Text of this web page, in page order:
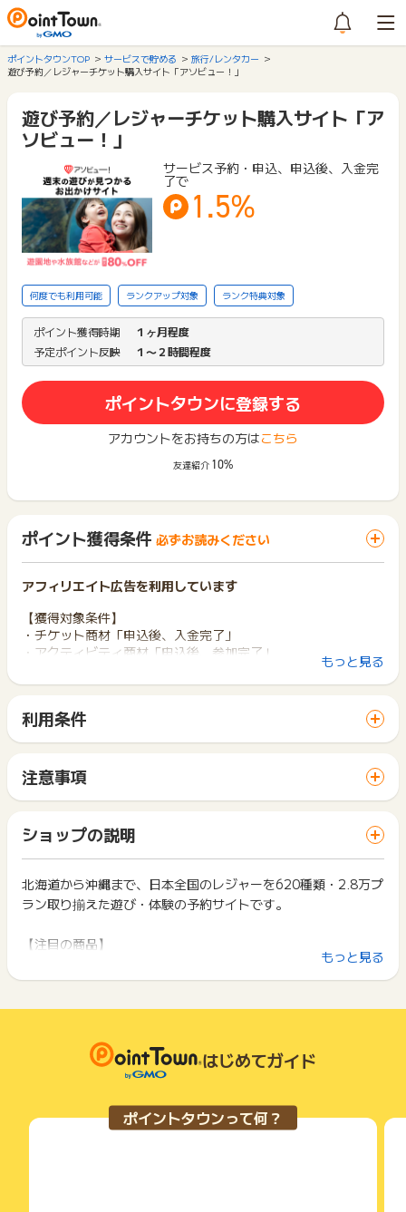
ポイントタウンTOP サービスで貯める
旅行/レンタカー
遊び予約／レジャーチケット購入サイト「アソビュー！」
遊び予約／レジャーチケット購入サイト「ア
ソビュー！」
サービス予約・申込、申込後、入金完
了で
1.5%
何度でも利用可能 ランクアップ対象 ランク特典対象
ポイント獲得時期
１ヶ月程度
予定ポイント反映
１〜２時間程度
ポイントタウンに登録する
アカウントをお持ちの方はこちら
友達紹介 10%
ポイント獲得条件 必ずお読みください
アフィリエイト広告を利用しています
【獲得対象条件】
・チケット商材「申込後、入金完了」
・アクティビティ商材「申込後、参加完了」
虚偽、入力内容不備、キャンセル、天候不良等施設都合による
不催行、未入金、不正
ランの購入
【お問い合わせ必要情報】
チケット商材：チケットブックID
アクティビティ商材：予約番号
【お問い合わせ受付期限】
お申し込み日より60日以内
※獲得予定未反映のみ受付可能となります。
※ポイントに関するお問い合わせは、
までお問い合わせください。ポイントについて、広告主に直接
お問い合わせをした場合、ポイント獲得対象外となる場合がご
もっと見る
利用条件
サイトに移動してからお申し込みやお買い物が完了するまでの
間に、同じブラウザ（※）で他のサイトに移動した場合はポイン
ト獲得ができません。
「 申込をしてポイントGET 」ボタンを押した時とサービス・
お買い物利用時で、デバイス・ブラウザが異なる場合はポイン
ト獲得ができません。
2回以上同じお買い物・サービスをご利用される場合は、毎回
ポイントタウンに戻り、「 申込をしてポイントGET 」ボタン
下記の事項に該当する場合、広告主側で対象外とみなし、「獲
い物を複数回ご利用された場合
て一度でも同サービス・お買い物を利用されたことがある場合
ご利用前には、Cookieの削除をおこなっていただくことを推奨
サービス・お買い物利用時にお電話など2つ以上の申し込み方
法がある場合、必ずサイト上のWEBフォームからお申し込みく
注意事項
一部のサービスにつきましては、1商品につき10円単位の金額
は切り捨てとなります。
ポイント獲得が1ポイント未満のものは切り捨てとなり、ポイ
ント履歴には記載されません。
原則として広告主側のポイント等を利用して支払われた金額分
につきましては、ポイントタウンのポイント獲得の対象には含
広告主が運営しているサービスの都合もしくは会員様の都合で
商品の交換や一部でもキャンセルされた場合、ポイントが無効
になる可能性もございます。
条件を達成しているかどうかは各広告主ではなく、代理店が行
っているため、広告主はポイントに関する詳細を把握しており
そのため、ポイントタウンのポイントに関するお問い合わせを
広告主様に直接行わないようお願いいたします。
ショップの説明
北海道から沖縄まで、日本全国のレジャーを620種類・2.8万プ
ラン取り揃えた遊び・体験の予約サイトです。
【注目の商品】
★テーマパークや動物園、水族館などの「レジャーチケット」
今、アソビュー！で特に人気なのがレジャーチケットです。
買えて、スマホで入場できます。
★期間限定の超特別な割引として【超特割！】も人気です。
定価から最大80%OFFの商品もあり、おでかけ先をお得にご利
用いただけます。
もっと見る
はじめてガイド
ポイントタウンって何？